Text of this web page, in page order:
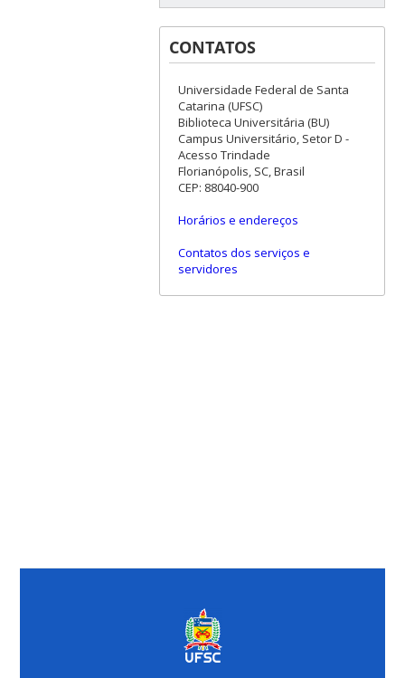
CONTATOS
Universidade Federal de Santa
Catarina (UFSC)
Biblioteca Universitária (BU)
Campus Universitário, Setor D -
Acesso Trindade
Florianópolis, SC, Brasil
CEP: 88040-900
Horários e endereços
Contatos dos serviços e
servidores